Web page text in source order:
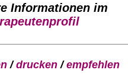
Informationen im
/drucken/empfehlen